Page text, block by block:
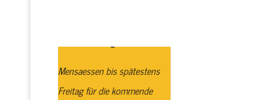
Mensaessen bis spätestens
Freitag für die kommende